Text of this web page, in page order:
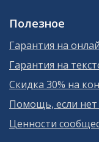
Полезное
Гарантия на
Гарантия на
Скидка 30% на
Помощь, если нет
Ценности